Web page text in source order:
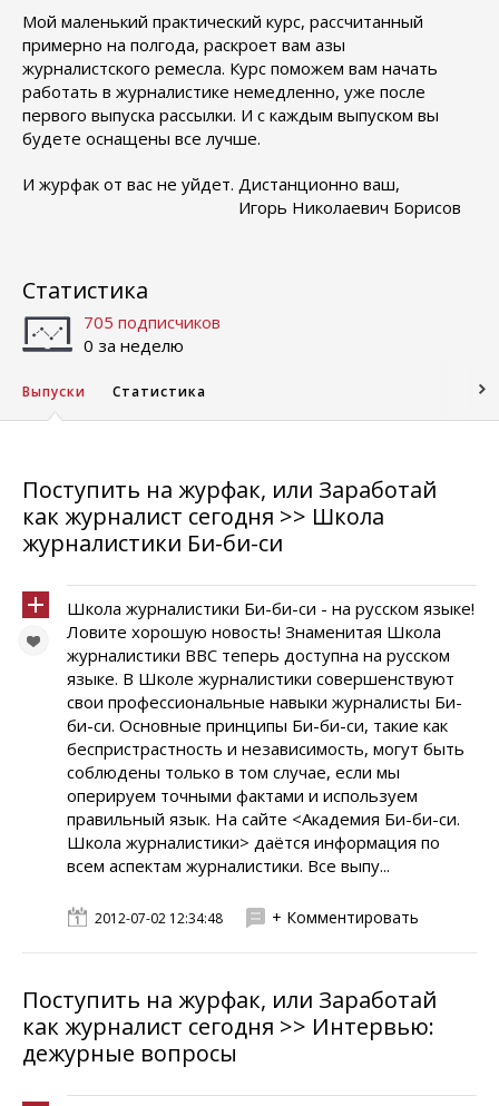
Мой маленький практический курс, рассчитанный
примерно на полгода, раскроет вам азы
журналистского ремесла. Курс поможем вам начать
работать в журналистике немедленно, уже после
первого выпуска рассылки. И с каждым выпуском вы
будете оснащены все лучше.
И журфак от вас не уйдет. Дистанционно ваш,
Игорь Николаевич Борисов
Статистика
705 подписчиков
0 за неделю
Выпуски Статистика
Поступить на журфак, или Заработай
как журналист сегодня >> Школа
журналистики Би-би-си
Школа журналистики Би-би-си - на русском языке!
Ловите хорошую новость! Знаменитая Школа
журналистики BBC теперь доступна на русском
языке. В Школе журналистики совершенствуют
свои профессиональные навыки журналисты Би-
би-си. Основные принципы Би-би-си, такие как
беспристрастность и независимость, могут быть
соблюдены только в том случае, если мы
оперируем точными фактами и используем
правильный язык. На сайте <Академия Би-би-си.
Школа журналистики> даётся информация по
всем аспектам журналистики. Все выпу...
2012-07-02 12:34:48 + Комментировать
Поступить на журфак, или Заработай
как журналист сегодня >> Интервью:
дежурные вопросы